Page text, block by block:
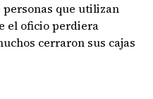
que utilizan
el oficio perdiera
cerraron sus cajas